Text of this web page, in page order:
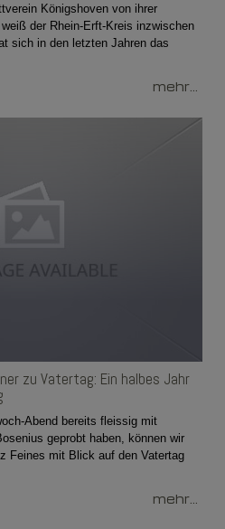
Königshoven von ihrer
weiß der Rhein-Erft-Kreis inzwischen
sich in den letzten Jahren das
mehr...
zu Vatertag: Ein halbes Jahr
Abend bereits fleissig mit
geprobt haben, können wir
Feines mit Blick auf den Vatertag
mehr...